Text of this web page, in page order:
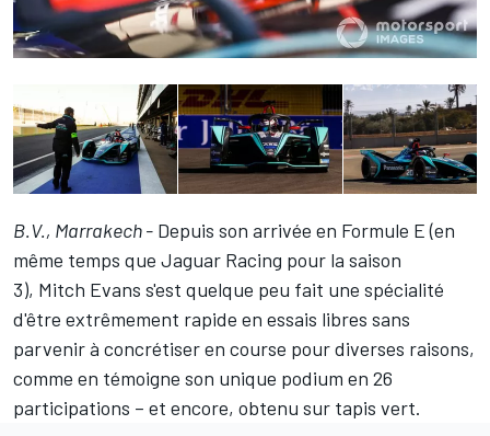
B.V., Marrakech - Depuis son arrivée en Formule E (en
même temps que Jaguar Racing pour la saison
3), Mitch Evans s'est quelque peu fait une spécialité
d'être extrêmement rapide en essais libres sans
parvenir à concrétiser en course pour diverses raisons,
comme en témoigne son unique podium en 26
participations – et encore, obtenu sur tapis vert.